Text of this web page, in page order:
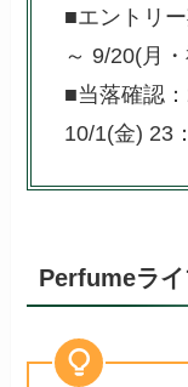
■エントリ
～ 9/20(月
■当落確認
10/1(金) 23
Perfumeラ